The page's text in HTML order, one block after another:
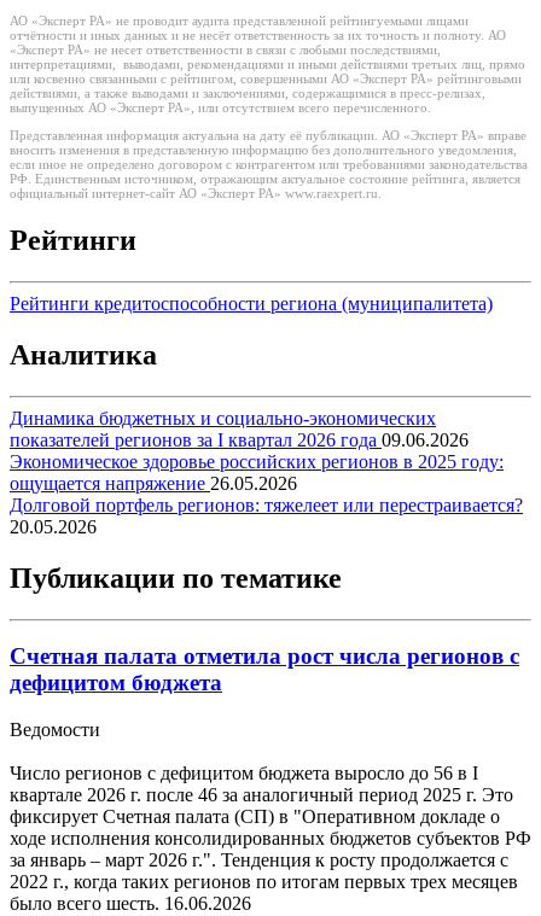
АО «Эксперт РА» не проводит аудита представленной рейтингуемыми лицами
отчётности и иных данных и не несёт ответственность за их точность и полноту. АО
«Эксперт РА» не несет ответственности в связи с любыми последствиями,
интерпретациями, выводами, рекомендациями и иными действиями третьих лиц, прямо
или косвенно связанными с рейтингом, совершенными АО «Эксперт РА» рейтинговыми
действиями, а также выводами и заключениями, содержащимися в пресс-релизах,
выпущенных АО «Эксперт РА», или отсутствием всего перечисленного.
Представленная информация актуальна на дату её публикации. АО «Эксперт РА» вправе
вносить изменения в представленную информацию без дополнительного уведомления,
если иное не определено договором с контрагентом или требованиями законодательства
РФ. Единственным источником, отражающим актуальное состояние рейтинга, является
официальный интернет-сайт АО «Эксперт РА» www.raexpert.ru.
Рейтинги
Рейтинги кредитоспособности региона (муниципалитета)
Аналитика
Динамика бюджетных и социально-экономических
показателей регионов за I квартал 2026 года 09.06.2026
Экономическое здоровье российских регионов в 2025 году:
ощущается напряжение 26.05.2026
Долговой портфель регионов: тяжелеет или перестраивается?
20.05.2026
Публикации по тематике
Счетная палата отметила рост числа регионов с
дефицитом бюджета
Ведомости
Число регионов с дефицитом бюджета выросло до 56 в I
квартале 2026 г. после 46 за аналогичный период 2025 г. Это
фиксирует Счетная палата (СП) в "Оперативном докладе о
ходе исполнения консолидированных бюджетов субъектов РФ
за январь – март 2026 г.". Тенденция к росту продолжается с
2022 г., когда таких регионов по итогам первых трех месяцев
было всего шесть. 16.06.2026